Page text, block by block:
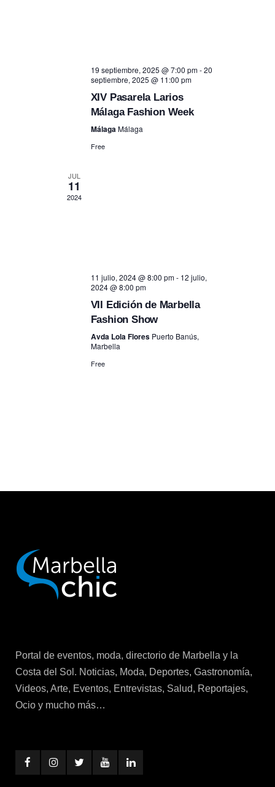
19 septiembre, 2025 @ 7:00 pm-20
septiembre, 2025 @ 11:00 pm
XIV Pasarela Larios
Málaga Fashion Week
MálagaMálaga
Free
JUL
11
2024
11 julio, 2024 @ 8:00 pm- 12 julio,
2024 @ 8:00 pm
VII Edición de Marbella
Fashion Show
Avda Lola Flores Puerto Banús,
Marbella
Free
Portal de eventos, moda, directorio de Marbella y la
Costa del Sol. Noticias, Moda, Deportes, Gastronomía,
Videos, Arte, Eventos, Entrevistas, Salud, Reportajes,
Ocio y mucho más…